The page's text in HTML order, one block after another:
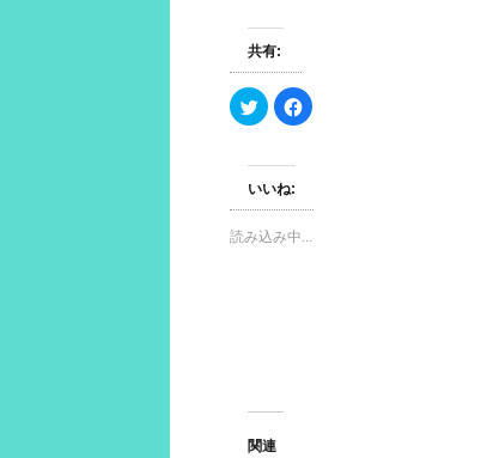
共有:
ク
リ
T
t
t
ウ
F
a
有
いいね:
読み込み中...
関連